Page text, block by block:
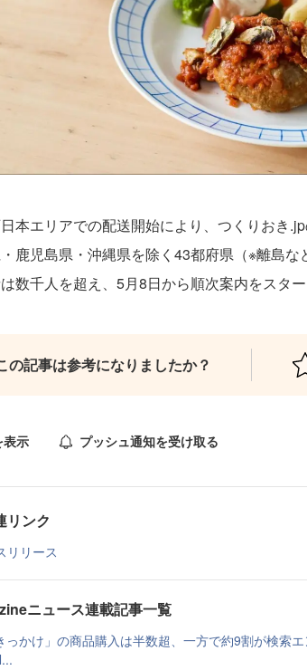
本エリアでの配送開始により、つくりおき
鹿児島県・沖縄県を除く43都府県（※離島な
数千人を超え、5月8日から順次案内をスター
の記事は参考になりましたか？
表示 プッシュ通知を受け取る
リンク
リリース
ニュース連載記事一覧
っかけ」の商品購入は半数超、一方で約9割が検索